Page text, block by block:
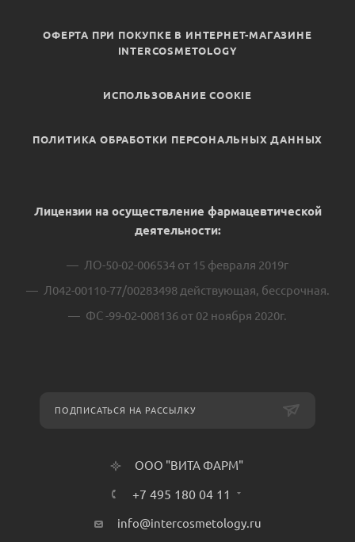
ОФЕРТА ПРИ ПОКУПКЕ В ИНТЕРНЕТ-МАГАЗИНЕ
INTERCOSMETOLOGY
ИСПОЛЬЗОВАНИЕ COOKIE
ПОЛИТИКА ОБРАБОТКИ ПЕРСОНАЛЬНЫХ ДАННЫХ
Лицензии на осуществление фармацевтической
деятельности:
ЛО-50-02-006534 от 15 февраля 2019г
Л042-00110-77/00283498 действующая, бессрочная.
ФС -99-02-008136 от 02 ноября 2020г.
ПОДПИСАТЬСЯ НА РАССЫЛКУ
ООО "ВИТА ФАРМ"
+7 495 180 04 11
info@intercosmetology.ru